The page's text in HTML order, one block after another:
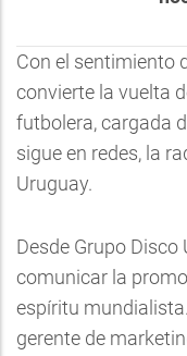
Con el sentimiento
convierte la vuelta
futbolera, cargada
sigue en redes, la
Uruguay.
Desde Grupo Disco
comunicar la
espíritu
gerente de